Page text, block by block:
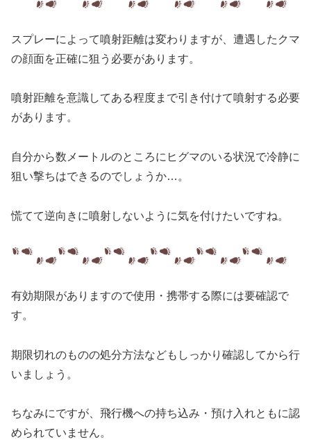
スプレーによって噴射距離は変わりますが、遭遇したクマ
の顔面を正確に狙う必要があります。
噴射距離を意識してある程度まで引き付けて噴射する必要
があります。
自分から数メートルのところにヒグマのいる状況で冷静に
狙い撃ちはできるのでしょうか…。
慌てて逆向きに噴射しないように気を付けたいですね。
有効期限がありますので使用・携帯する際には要確認で
す。
期限切れのものの処分方法などもしっかり確認してから行
いましょう。
ちなみにですが、飛行機への持ち込み・預け入れともに認
められていません。